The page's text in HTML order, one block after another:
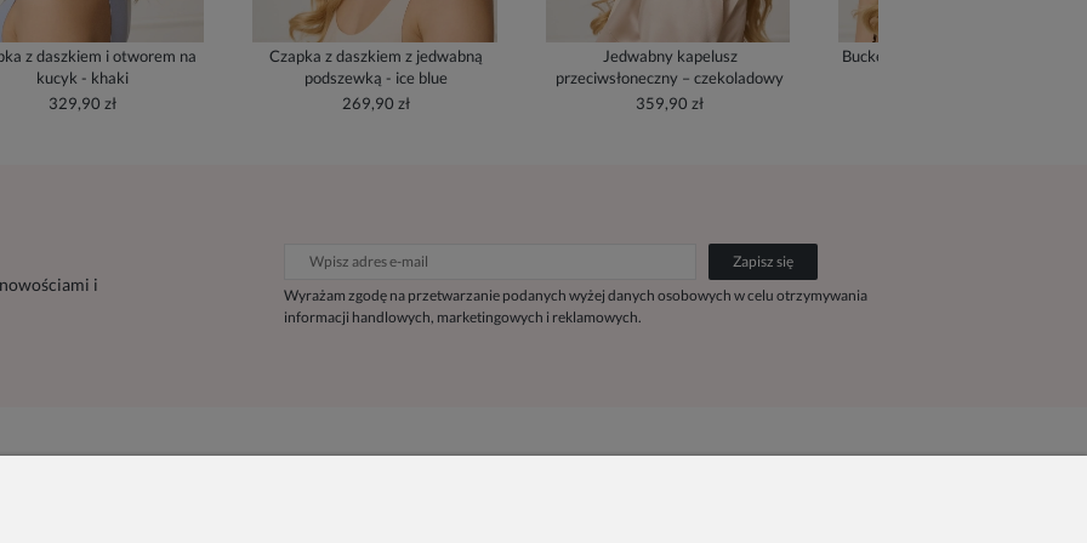
z daszkiem i otworem na
kucyk - khaki
329,90 zł
Czapka z daszkiem z jedwabną
podszewką - ice blue
269,90 zł
Jedwabny kapelusz
przeciwsłoneczny – czekoladowy
359,90 zł
Bucket Hat z jedwabną podszewką
i
Zapisz się
Wyrażam zgodę na przetwarzanie podanych wyżej danych osobowych w celu otrzymywania
informacji handlowych, marketingowych i reklamowych.